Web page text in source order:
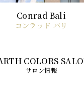
コンラッド バリ
サロン情報